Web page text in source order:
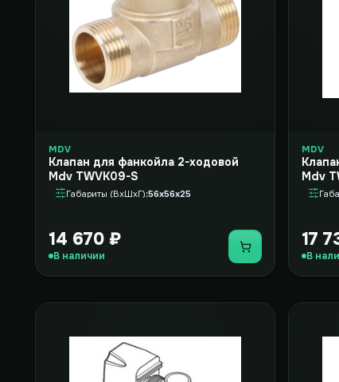
MDV
Клапан для фанкойла 2-ходовой
Mdv TWVK09-S
Габариты (ВxШxГ) 56x56x25
14 670 ₽
В наличии Купить
MDV
Mdv
17
В